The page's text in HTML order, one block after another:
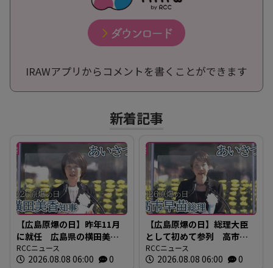
IRAWアプリからコメントを書くことができます
新着記事
【広島原爆の日】昨年11月
に就任 広島県の横田美香
知事のあいさつ 全文
2026年広島平和記念式典
RCCニュース
2026.08.08 06:00 0
【広島原爆の日】総理大臣
として初めて参列 高市早
苗総理のあいさつ全文
2026年広島平和記念式典
RCCニュース
2026.08.08 06:00 0